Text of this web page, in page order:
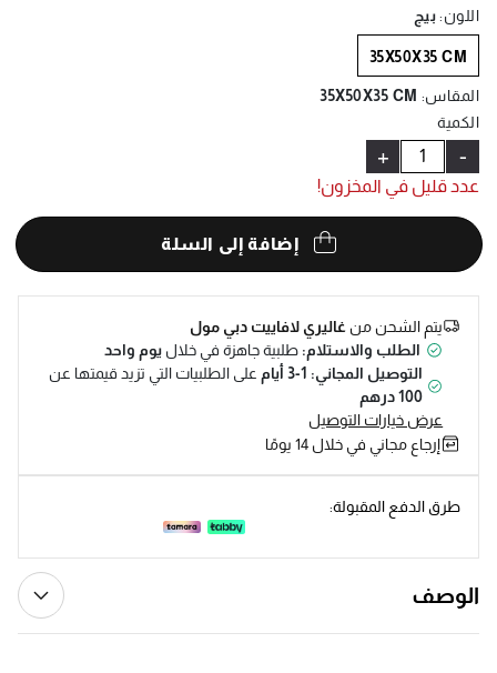
selectedاللون:بيج
35X50X35 CM
المقاس:
35X50X35 CM
الكمية
-
+
عدد قليل في المخزون!
إضافة إلى السلة
يتم الشحن منغاليري لافاييت دبي مول
الطلب والاستلام: طلبية جاهزة في خلال يوم واحد
التوصيل المجاني: 1-3 أيام
على الطلبيات التي تزيد قيمتها عن
100 درهم
عرض خيارات التوصيل
إرجاع مجاني في خلال 14 يومًا
طرق الدفع المقبولة:
الوصف